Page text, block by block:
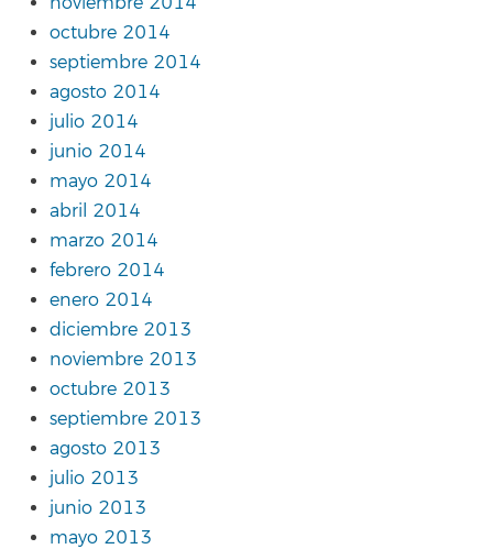
octubre 2014
septiembre 2014
agosto 2014
julio 2014
junio 2014
mayo 2014
abril 2014
marzo 2014
febrero 2014
enero 2014
diciembre 2013
noviembre 2013
octubre 2013
septiembre 2013
agosto 2013
julio 2013
junio 2013
mayo 2013